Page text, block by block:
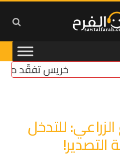
خريس تفقّد مركز
للتدخل